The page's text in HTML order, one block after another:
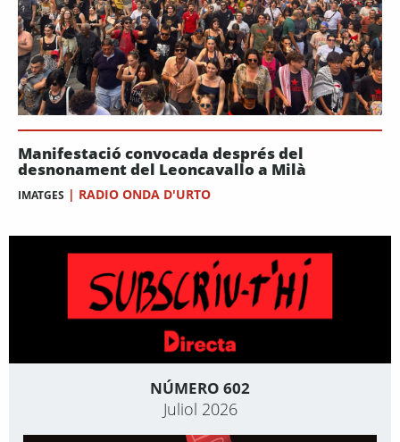
Manifestació convocada després del
desnonament del Leoncavallo a Milà
IMATGES | RADIO ONDA D'URTO
NÚMERO 602
Juliol 2026